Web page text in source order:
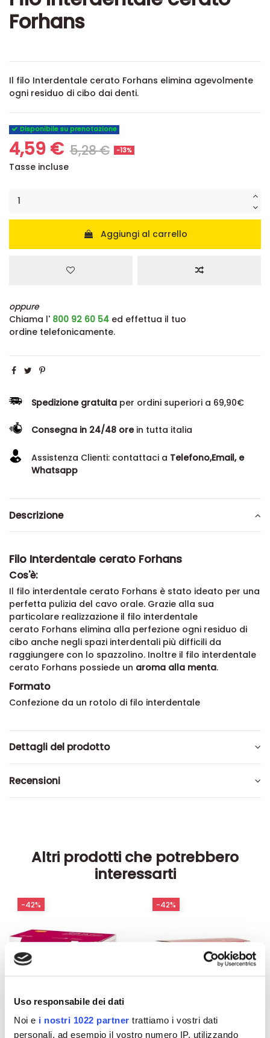
Uso responsabile dei dati
Noi e i nostri 1022 partner trattiamo i vostri dati
personali, ad esempio il vostro numero IP, utilizzando
Forhans
Il filo Interdentale cerato Forhans elimina agevolmente
ogni residuo di cibo dai denti.
Disponibile su prenotazione
4,59 € 5,28 € -13%
Tasse incluse
Aggiungi al carrello
oppure
Chiama l' 800 92 60 54 ed effettua il tuo
ordine telefonicamente.
Spedizione gratuita per ordini superiori a 69,90€
Consegna in 24/48 orein tutta italia
Assistenza Clienti: contattaci a Telefono,Email, e
Whatsapp
Descrizione
Filo Interdentale cerato Forhans
Cos'è:
Il filo interdentale cerato Forhans è stato ideato per una
perfetta pulizia del cavo orale. Grazie alla sua
particolare realizzazione il filo interdentale
cerato Forhans elimina alla perfezione ogni residuo di
cibo anche negli spazi interdentali più difficili da
raggiungere con lo spazzolino. Inoltre il filo interdentale
cerato Forhans possiede un aroma alla menta.
Formato
Confezione da un rotolo di filo interdentale
Dettagli del prodotto
Recensioni
Altri prodotti che potrebbero
interessarti
-42% -42%